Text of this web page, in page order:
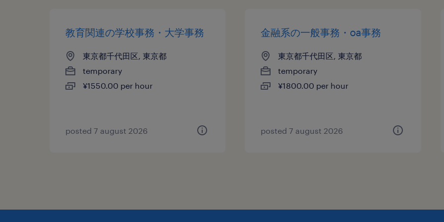
教育関連の学校事務・大学事務
東京都千代田区, 東京都
temporary
¥1550.00 per hour
posted 7 august 2026
金融系の一般事務・oa事務
東京都千代田区, 東京都
temporary
¥1800.00 per hour
posted 7 august 2026